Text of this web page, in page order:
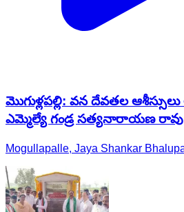
మొగుళ్లపల్లి: వన దేవతల
ఎమ్మెల్యే గండ్ర సత్యనారాయణ రావు
Mogullapalle, Jaya Shankar